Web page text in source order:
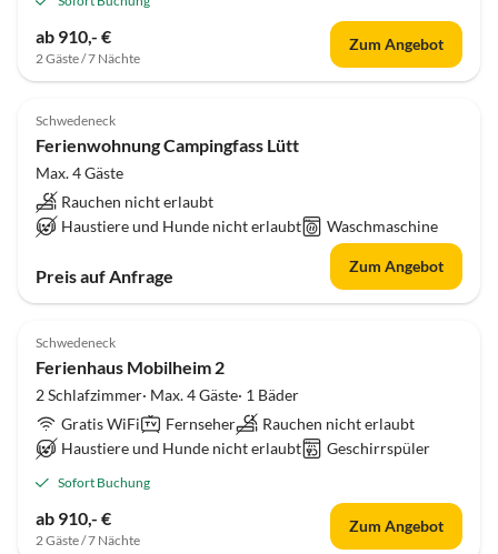
ab 910,- €
2 Gäste / 7 Nächte
Zum Angebot
Schwedeneck
Ferienwohnung Campingfass Lütt
Max. 4 Gäste
Rauchen nicht erlaubt
Haustiere und Hunde nicht erlaubt
Waschmaschine
Preis auf Anfrage Zum Angebot
Schwedeneck
Ferienhaus Mobilheim 2
2 Schlafzimmer· Max. 4 Gäste· 1 Bäder
Gratis WiFi
Fernseher
Rauchen nicht erlaubt
Haustiere und Hunde nicht erlaubt
Geschirrspüler
Sofort Buchung
ab 910,- €
2 Gäste / 7 Nächte
Zum Angebot